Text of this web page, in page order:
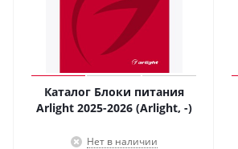
Каталог Блоки питания
Arlight 2025-2026 (Arlight, -)
Нет в наличии